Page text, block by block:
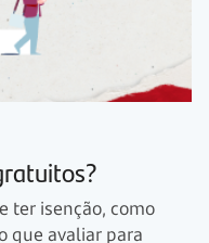
ter isenção, como
que avaliar para